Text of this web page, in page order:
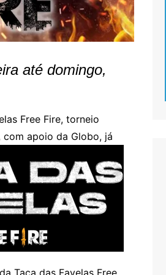
até domingo,
Free Fire, torneio
com apoio da Globo, já